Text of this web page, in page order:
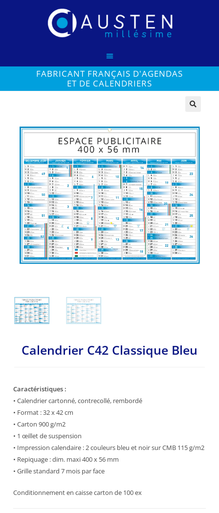
FABRICANT FRANÇAIS D'AGENDAS
ET DE CALENDRIERS
Calendrier C42 Classique Bleu
Caractéristiques :
• Calendrier cartonné, contrecollé, rembordé
• Format : 32 x 42 cm
• Carton 900 g/m2
• 1 œillet de suspension
• Impression calendaire : 2 couleurs bleu et noir sur CMB 115 g/m2
• Repiquage : dim. maxi 400 x 56 mm
• Grille standard 7 mois par face
Conditionnement en caisse carton de 100 ex